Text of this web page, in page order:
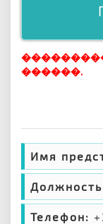
������.
Имя
Телефон: